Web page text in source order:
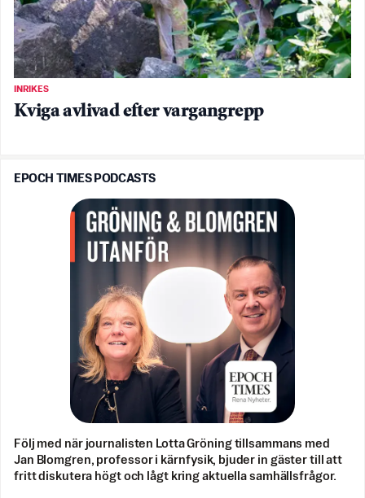
INRIKES
Kviga avlivad efter vargangrepp
EPOCH TIMES PODCASTS
Följ med när journalisten Lotta Gröning tillsammans med
Jan Blomgren, professor i kärnfysik, bjuder in gäster till att
fritt diskutera högt och lågt kring aktuella samhällsfrågor.